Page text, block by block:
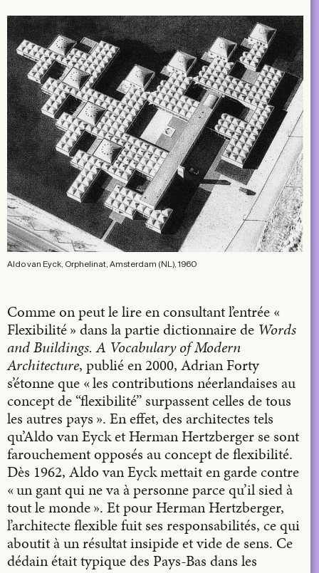
Aldo van Eyck, Orphelinat, Amsterdam (NL), 1960
Comme on peut le lire en consultant l’entrée «
Flexibilité » dans la partie dictionnaire de Words
and Buildings. A Vocabulary of Modern
Architecture, publié en 2000, Adrian Forty
s’étonne que « les contributions néerlandaises au
concept de “flexibilité” surpassent celles de tous
les autres pays ». En effet, des architectes tels
qu’Aldo van Eyck et Herman Hertzberger se sont
farouchement opposés au concept de flexibilité.
Dès 1962, Aldo van Eyck mettait en garde contre
« un gant qui ne va à personne parce qu’il sied à
tout le monde ». Et pour Herman Hertzberger,
l’architecte flexible fuit ses responsabilités, ce qui
aboutit à un résultat insipide et vide de sens. Ce
dédain était typique des Pays-Bas dans les